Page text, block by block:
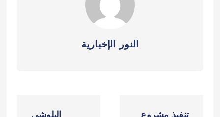
النور الإخبارية
تنفيذ مشروع
البلوشي